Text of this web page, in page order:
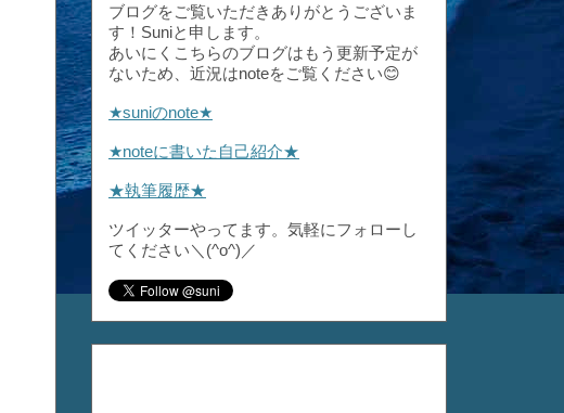
ブログをご覧いただきありがとうございま
す！Suniと申します。
あいにくこちらのブログはもう更新予定が
ないため、近況はnoteをご覧ください😊
★suniのnote★
★noteに書いた自己紹介★
★執筆履歴★
ツイッターやってます。気軽にフォローし
てください＼(^o^)／